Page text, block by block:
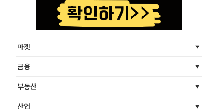
마켓
금융
부동산
산업